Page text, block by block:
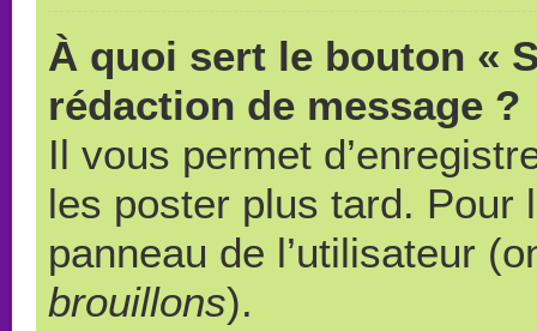
À quoi sert le bouton «
rédaction de message ?
Il vous permet
les poster plus tard. Pour
panneau de l’utilisateur
brouillons).